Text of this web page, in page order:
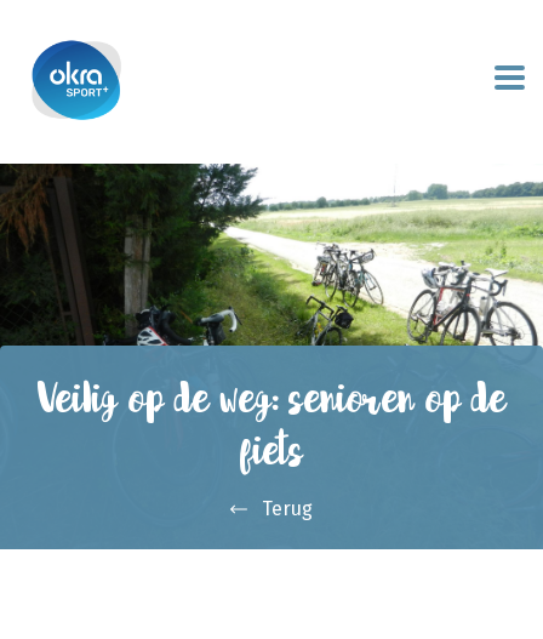
Veilig op de weg: senioren op de
fiets
Terug